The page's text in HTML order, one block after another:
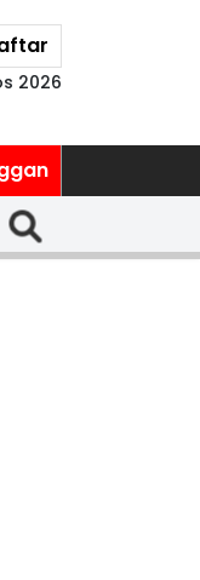
2026